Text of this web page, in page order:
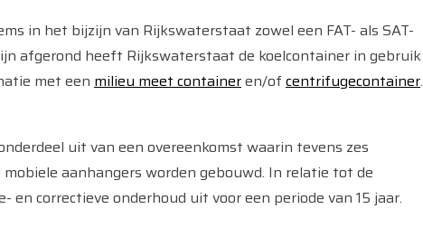
in het bijzijn van Rijkswaterstaat zowel een FAT- als SAT-
afgerond heeft Rijkswaterstaat de koelcontainer in gebruik
met eenmilieu meet containeren/of centrifugecontainer.
uit van een overeenkomst waarin tevens zes
aanhangers worden gebouwd. In relatie tot de
correctieve onderhoud uit voor een periode van 15 jaar.